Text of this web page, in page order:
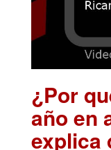
¿Por
año en
explica